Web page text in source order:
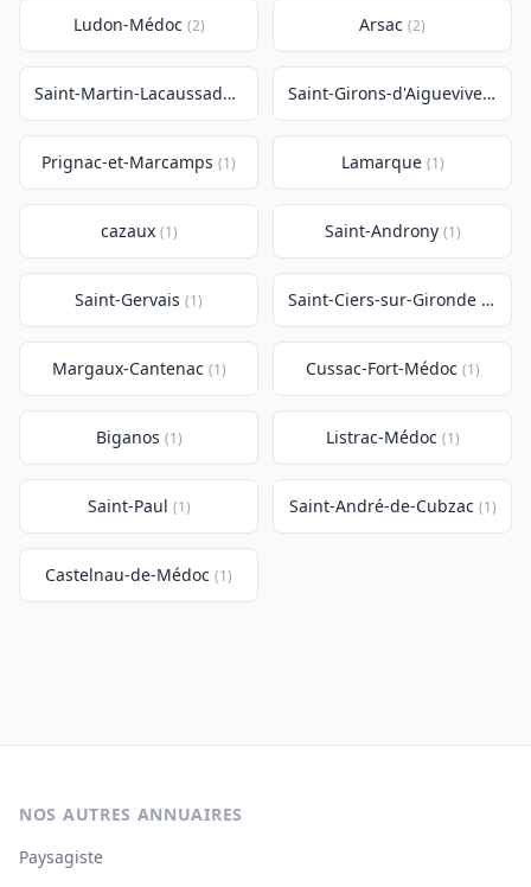
Ludon-Médoc (2) Arsac (2)
Saint-Martin-Lacaussade Saint-Girons-d'Aiguevives
Prignac-et-Marcamps (1) Lamarque (1)
cazaux (1) Saint-Androny (1)
Saint-Gervais (1) Saint-Ciers-sur-Gironde (1)
Margaux-Cantenac (1) Cussac-Fort-Médoc (1)
Biganos (1) Listrac-Médoc (1)
Saint-Paul (1) Saint-André-de-Cubzac (1)
Castelnau-de-Médoc (1)
NOS AUTRES ANNUAIRES
Paysagiste